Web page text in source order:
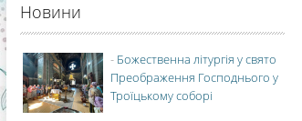
Новини
- Божественна літургія у свято
Преображення Господнього у
Троїцькому соборі